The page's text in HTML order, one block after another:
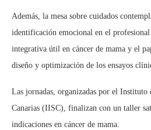
Además, la mesa sobre cuidados
identificación emocional en el
integrativa útil en cáncer de mama y el
diseño y optimización de los ensayos
Las jornadas, organizadas por el
Canarias (IISC), finalizan con un taller
indicaciones en cáncer de mama.